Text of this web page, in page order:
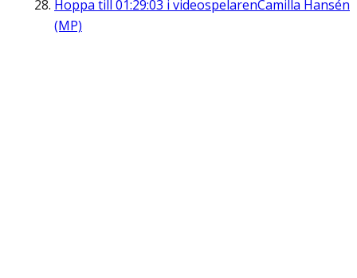
Hoppa till 01:29:03 i videospelarenCamilla Hansén
(MP)